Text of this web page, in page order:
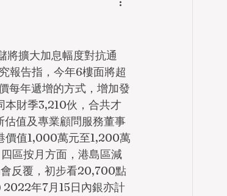
將擴大加息幅度對抗通
報告指，今年6樓面將超
每年遞增的方式，增加發
本財季3,210伙，合共才
值及專業顧問服務董事
價值1,000萬元至1,200萬
區按月方面，港島區減
反覆，初步看20,700點
年7月15日內銀亦計